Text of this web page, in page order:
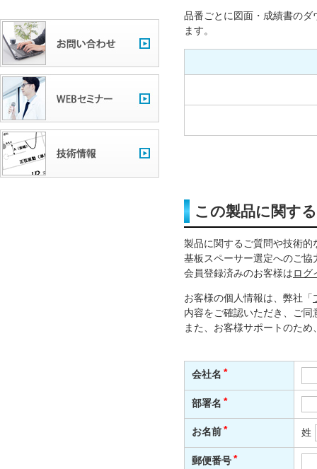
品番ごとに図面・成績書のダ
ます。
この製品に関す
製品に関するご質問や技術
基板スペーサー選定へのご協
会員登録済みのお客様はログ
お客様の個人情報は、弊社「
内容をご確認いただき、ご
また、お客様サポートのた